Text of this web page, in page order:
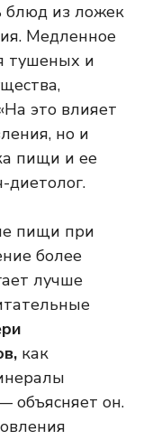
блюд из ложек
Медленное
тушеных и
это влияет
но и
пищи и ее
диетолог.
пищи при
более
лучше
как
объясняет он.